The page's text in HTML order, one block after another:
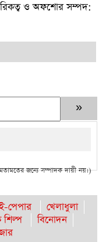
ও অফশোর সম্পদ:
জন্যে সম্পাদক দায়ী নয়।)
পেপার
খেলাধুলা
বিনোদন